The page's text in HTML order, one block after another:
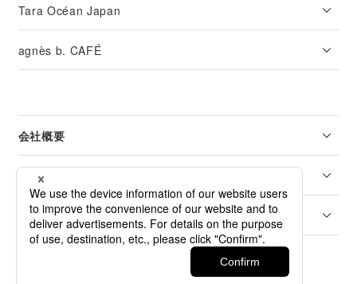
Tara Océan Japan
agnès b. CAFÉ
会社概要
リーガル
カスタマーサービス